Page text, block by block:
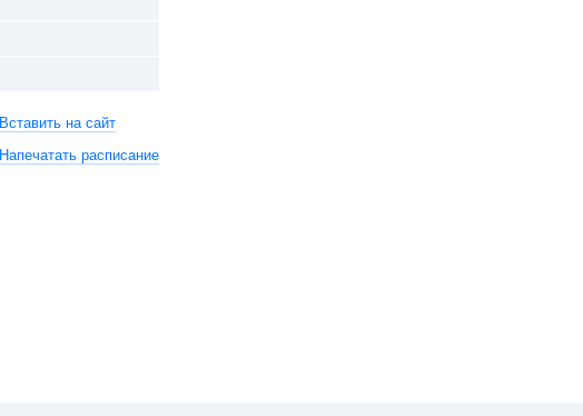
Вставить на сайт
Напечатать расписание